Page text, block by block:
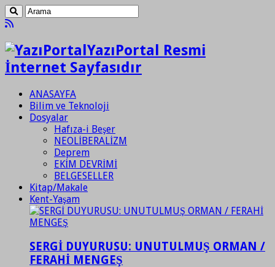
YazıPortal Resmi
İnternet Sayfasıdır
ANASAYFA
Bilim ve Teknoloji
Dosyalar
Hafıza-i Beşer
NEOLİBERALİZM
Deprem
EKİM DEVRİMİ
BELGESELLER
Kitap/Makale
Kent-Yaşam
SERGİ DUYURUSU: UNUTULMUŞ ORMAN /
FERAHİ MENGEŞ